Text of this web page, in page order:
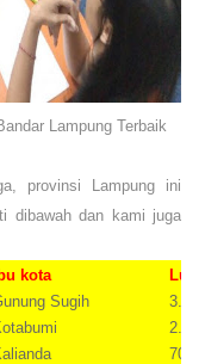
Lampung Terbaik
provinsi Lampung ini
dibawah dan kami juga
Ibu kota
Sugih